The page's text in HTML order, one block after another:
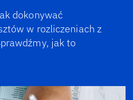
dokonywać
w rozliczeniach z
jak to